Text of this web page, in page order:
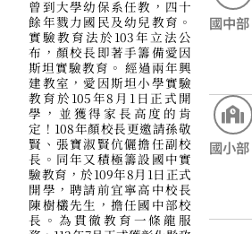
曾到大學幼保系任教，四十
餘年戮力國民及幼兒教育。
實驗教育法於103年立法公
布，顏校長即著手籌備愛因
斯坦實驗教育。 經過兩年興
建教室，愛因斯坦小學實驗
教育於105年8月1日正式開
學，並獲得家長高度的肯
定！108年顏校長更邀請孫敬
賢、張寶淑賢伉儷擔任副校
長。同年又積極籌設國中實
驗教育，於109年8月1日正式
開學，聘請前宜寧高中校長
陳樹欉先生，擔任國中部校
長。為貫徹教育一條龍服
國中部
國小部